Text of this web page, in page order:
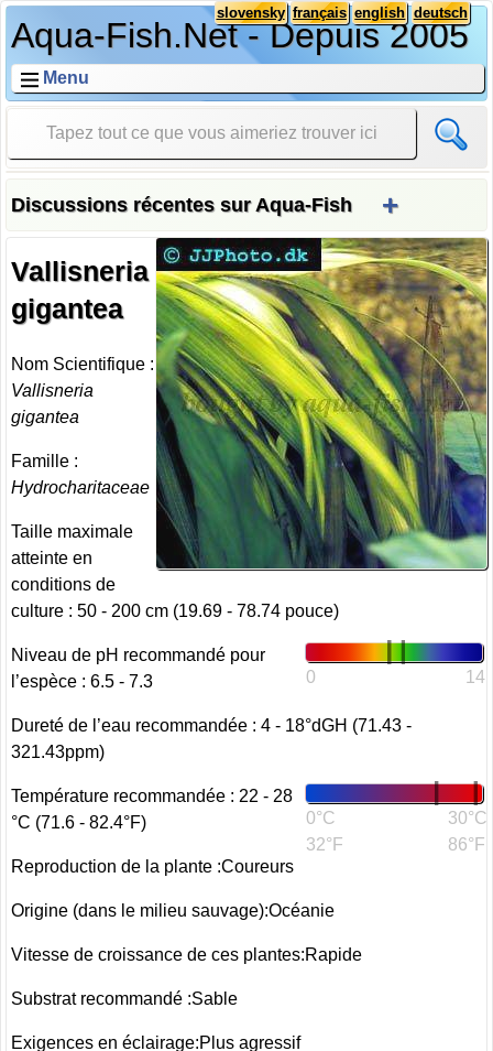
Aqua-Fish.Net - Depuis 2005
deutsch
english
français
slovensky
Menu
Discussions récentes sur Aqua-Fish +
Vallisneria
gigantea
Nom Scientifique :
Vallisneria
gigantea
Famille :
Hydrocharitaceae
Taille maximale
atteinte en
conditions de
culture : 50 - 200 cm (19.69 - 78.74 pouce)
0 14
Niveau de pH recommandé pour
l’espèce : 6.5 - 7.3
Dureté de l’eau recommandée : 4 - 18°dGH (71.43 -
321.43ppm)
0°C
32°F
30°C
86°F
Température recommandée : 22 - 28
°C (71.6 - 82.4°F)
Reproduction de la plante :Coureurs
Origine (dans le milieu sauvage):Océanie
Vitesse de croissance de ces plantes:Rapide
Substrat recommandé :Sable
Exigences en éclairage:Plus agressif